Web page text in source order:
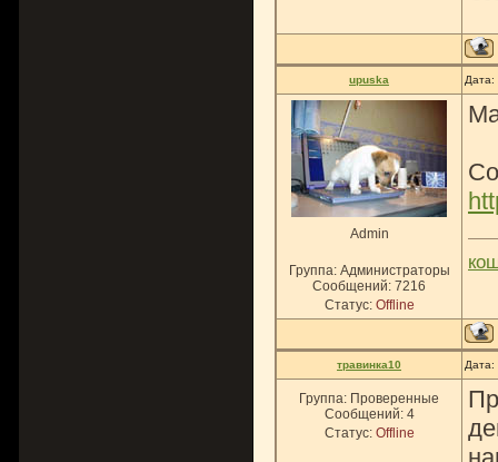
upuska
Admin
Группа: Администраторы
Сообщений: 7216
Статус: Offline
травинка10
Группа: Проверенные
Сообщений: 4
Статус: Offline